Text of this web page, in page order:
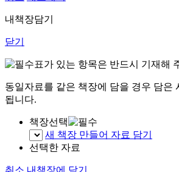
내책장담기
닫기
표가 있는 항목은 반드시 기재해
동일자료를 같은 책장에 담을 경우 담은
됩니다.
책장선택
새 책장 만들어 자료 담기
선택한 자료